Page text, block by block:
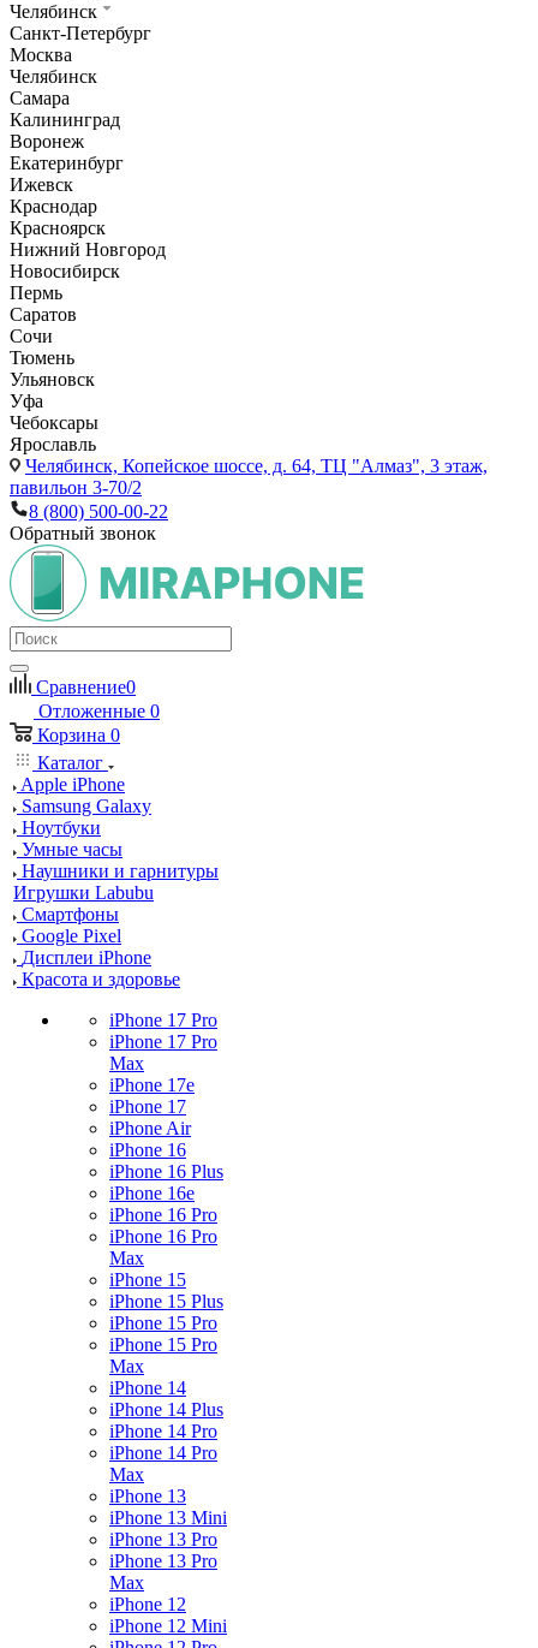
Челябинск
Санкт-Петербург
Москва
Челябинск
Самара
Калининград
Воронеж
Екатеринбург
Ижевск
Краснодар
Красноярск
Нижний Новгород
Новосибирск
Пермь
Саратов
Сочи
Тюмень
Ульяновск
Уфа
Чебоксары
Ярославль
Челябинск, Копейское шоссе, д. 64, ТЦ "Алмаз", 3 этаж,
павильон 3-70/2
8 (800) 500-00-22
Обратный звонок
Сравнение0
Отложенные 0
Корзина 0
Каталог
Apple iPhone
Samsung Galaxy
Ноутбуки
Умные часы
Наушники и гарнитуры
Игрушки Labubu
Смартфоны
Google Pixel
Дисплеи iPhone
Красота и здоровье
iPhone 17 Pro
iPhone 17 Pro
Max
iPhone 17e
iPhone 17
iPhone Air
iPhone 16
iPhone 16 Plus
iPhone 16e
iPhone 16 Pro
iPhone 16 Pro
Max
iPhone 15
iPhone 15 Plus
iPhone 15 Pro
iPhone 15 Pro
Max
iPhone 14
iPhone 14 Plus
iPhone 14 Pro
iPhone 14 Pro
Max
iPhone 13
iPhone 13 Mini
iPhone 13 Pro
iPhone 13 Pro
Max
iPhone 12
iPhone 12 Mini